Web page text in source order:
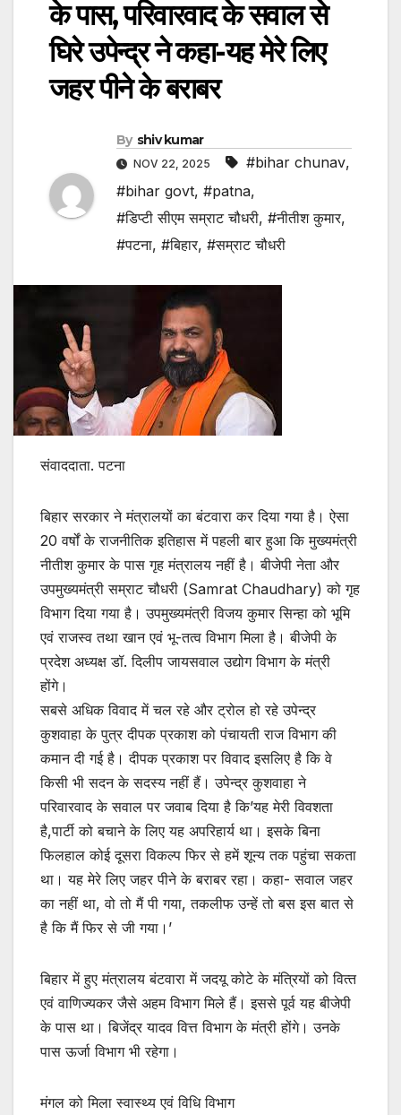
के पास, परिवारवाद के सवाल से
घिरे उपेन्द्र ने कहा-यह मेरे लिए
जहर पीने के बराबर
By shiv kumar
NOV 22, 2025 #bihar chunav,
#bihar govt, #patna,
#डिप्टी सीएम सम्राट चौधरी, #नीतीश कुमार,
#पटना, #बिहार, #सम्राट चौधरी
संवाददाता. पटना
बिहार सरकार ने मंत्रालयों का बंटवारा कर दिया गया है। ऐसा
20 वर्षों के राजनीतिक इतिहास में पहली बार हुआ कि मुख्यमंत्री
नीतीश कुमार के पास गृह मंत्रालय नहीं है। बीजेपी नेता और
उपमुख्‍यमंत्री सम्राट चौधरी (Samrat Chaudhary) को गृह
विभाग दिया गया है। उपमुख्‍यमंत्री विजय कुमार सिन्‍हा को भूमि
एवं राजस्‍व तथा खान एवं भू-तत्‍व विभाग मिला है। बीजेपी के
प्रदेश अध्‍यक्ष डॉ. दिलीप जायसवाल उद्योग विभाग के मंत्री
होंगे।
सबसे अधिक विवाद में चल रहे और ट्रोल हो रहे उपेन्द्र
कुशवाहा के पुत्र दीपक प्रकाश को पंचायती राज विभाग की
कमान दी गई है। दीपक प्रकाश पर विवाद इसलिए है कि वे
किसी भी सदन के सदस्य नहीं हैं। उपेन्द्र कुशवाहा ने
परिवारवाद के सवाल पर जवाब दिया है कि’यह मेरी विवशता
है,पार्टी को बचाने के लिए यह अपरिहार्य था। इसके बिना
फिलहाल कोई दूसरा विकल्प फिर से हमें शून्य तक पहुंचा सकता
था। यह मेरे लिए जहर पीने के बराबर रहा। कहा- सवाल जहर
का नहीं था, वो तो मैं पी गया, तकलीफ उन्हें तो बस इस बात से
है कि मैं फिर से जी गया।’
बिहार में हुए मंत्रालय बंटवारा में जदयू कोटे के मंत्र‍ियों को वित्‍त
एवं वाणिज्‍यकर जैसे अहम विभाग मिले हैं। इससे पूर्व यह बीजेपी
के पास था। बिजेंद्र यादव वित्त विभाग के मंत्री होंगे। उनके
पास ऊर्जा विभाग भी रहेगा।
मंगल को मिला स्‍वास्‍थ्‍य एवं विध‍ि विभाग